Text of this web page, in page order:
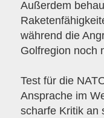
Außerdem
während die
Golfregion noch
Test für die
Ansprache im
scharfe Kritik an